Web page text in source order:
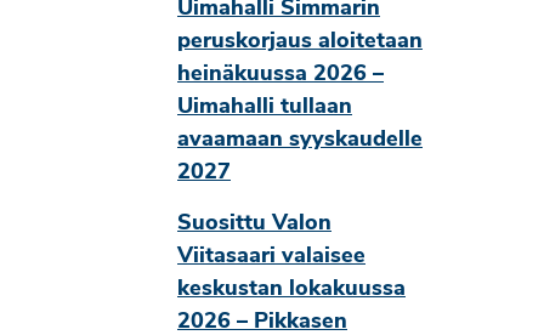
Uimahalli Simmarin
peruskorjaus aloitetaan
heinäkuussa 2026 –
Uimahalli tullaan
avaamaan syyskaudelle
2027
Suosittu Valon
Viitasaari valaisee
keskustan lokakuussa
2026 – Pikkasen